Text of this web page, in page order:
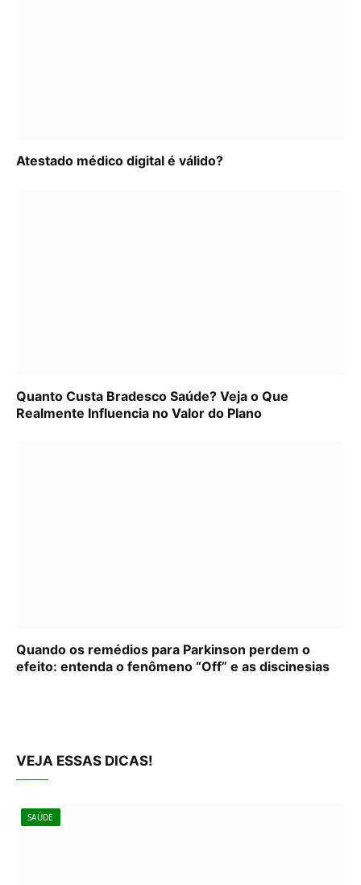
Atestado médico digital é válido?
Quanto Custa Bradesco Saúde? Veja o Que
Realmente Influencia no Valor do Plano
Quando os remédios para Parkinson perdem o
efeito: entenda o fenômeno “Off” e as discinesias
VEJA ESSAS DICAS!
SAÚDE